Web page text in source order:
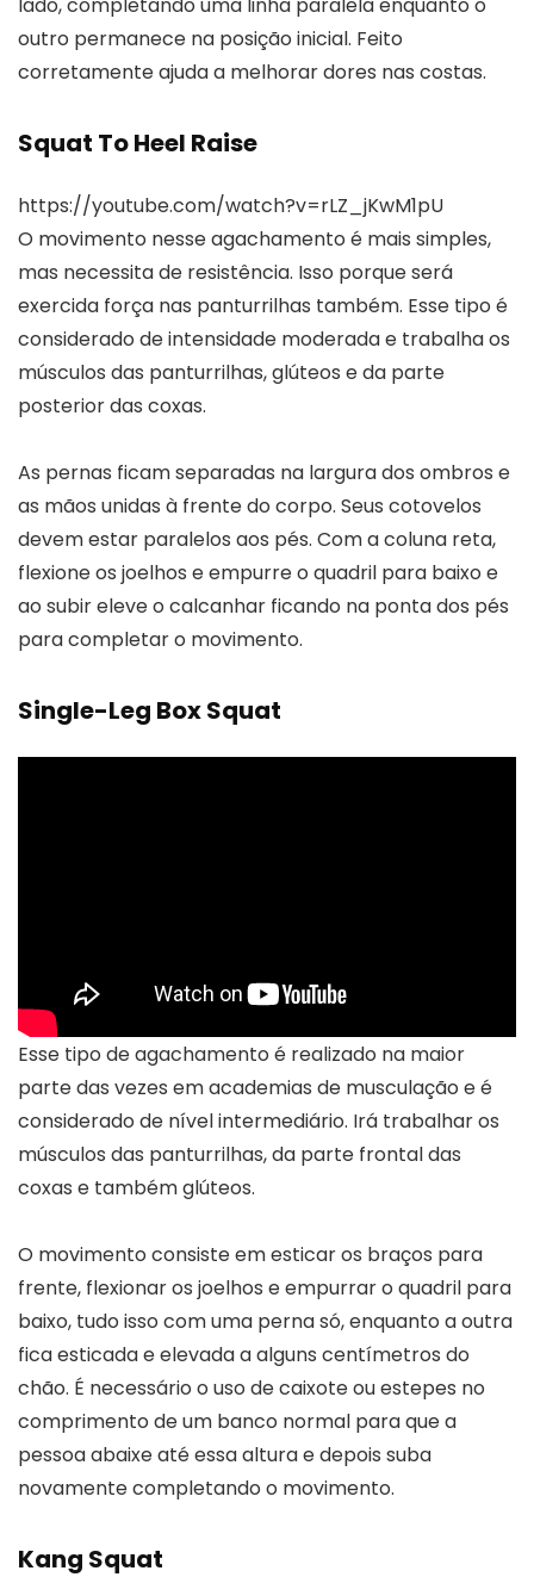
lado, completando uma linha paralela enquanto o
outro permanece na posição inicial. Feito
corretamente ajuda a melhorar dores nas costas.
Squat To Heel Raise
https://youtube.com/watch?v=rLZ_jKwM1pU
O movimento nesse agachamento é mais simples,
mas necessita de resistência. Isso porque será
exercida força nas panturrilhas também. Esse tipo é
considerado de intensidade moderada e trabalha os
músculos das panturrilhas, glúteos e da parte
posterior das coxas.
As pernas ficam separadas na largura dos ombros e
as mãos unidas à frente do corpo. Seus cotovelos
devem estar paralelos aos pés. Com a coluna reta,
flexione os joelhos e empurre o quadril para baixo e
ao subir eleve o calcanhar ficando na ponta dos pés
para completar o movimento.
Single-Leg Box Squat
Esse tipo de agachamento é realizado na maior
parte das vezes em academias de musculação e é
considerado de nível intermediário. Irá trabalhar os
músculos das panturrilhas, da parte frontal das
coxas e também glúteos.
O movimento consiste em esticar os braços para
frente, flexionar os joelhos e empurrar o quadril para
baixo, tudo isso com uma perna só, enquanto a outra
fica esticada e elevada a alguns centímetros do
chão. É necessário o uso de caixote ou estepes no
comprimento de um banco normal para que a
pessoa abaixe até essa altura e depois suba
novamente completando o movimento.
Kang Squat